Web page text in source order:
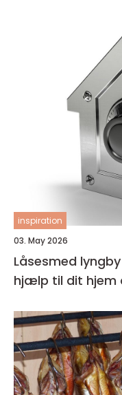
inspiration
03. May 2026
Låsesmed lyngby sådan vælger du den rette
hjælp til dit hjem